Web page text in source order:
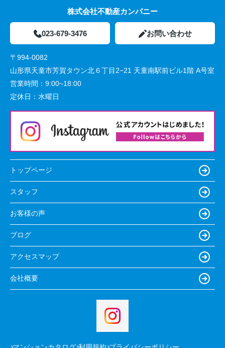
株式会社不動産カンパニー
023-679-3476 お問い合わせ
〒994-0082
山形県天童市芳賀タウン北６丁目2−21 天童南駅前ビル1階 A号室
営業時間： 9:00~18:00
定休日： 水曜日
トップページ
スタッフ
お客様の声
ブログ
アクセスマップ
会社概要